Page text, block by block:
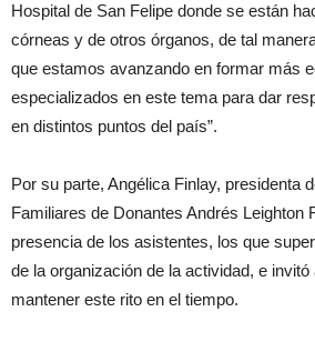
Hospital de San Felipe donde se están
córneas y de otros órganos, de tal
que estamos avanzando en formar más
especializados en este tema para dar
en distintos puntos del país”.
Por su parte, Angélica Finlay, presidenta
Familiares de Donantes Andrés Leighton
presencia de los asistentes, los que
de la organización de la actividad, e
mantener este rito en el tiempo.